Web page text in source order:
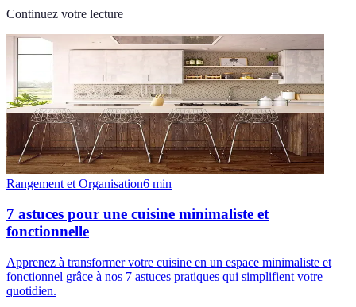
Continuez votre lecture
Rangement et Organisation6 min
7 astuces pour une cuisine minimaliste et
fonctionnelle
Apprenez à transformer votre cuisine en un espace minimaliste et
fonctionnel grâce à nos 7 astuces pratiques qui simplifient votre
quotidien.